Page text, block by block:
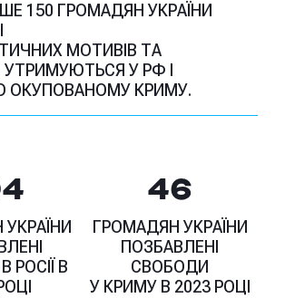
150 ГРОМАДЯН УКРАЇНИ
МОТИВІВ ТА
У РФ І
ОКУПОВАНОМУ КРИМУ.
РОСІЇ В
46
ГРОМАДЯН УКРАЇНИ
ПОЗБАВЛЕНІ
СВОБОДИ
У КРИМУ В 2023 РОЦІ